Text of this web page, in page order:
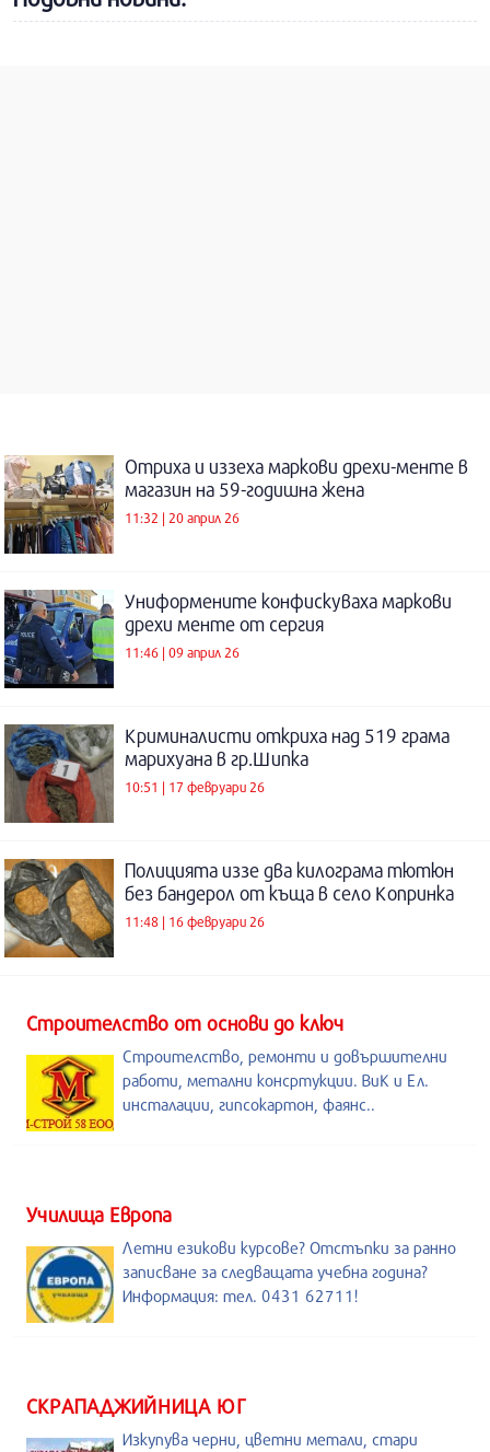
Отриха и иззеха маркови дрехи-менте в
магазин на 59-годишна жена
11:32 | 20 април 26
Униформените конфискуваха маркови
дрехи менте от сергия
11:46 | 09 април 26
Криминалисти откриха над 519 грама
марихуана в гр.Шипка
10:51 | 17 февруари 26
Полицията иззе два килограма тютюн
без бандерол от къща в село Копринка
11:48 | 16 февруари 26
Строителство от основи до ключ
Строителство, ремонти и довършителни
работи, метални консртукции. ВиК и Ел.
инсталации, гипсокартон, фаянс..
Училища Европа
Летни езикови курсове? Отстъпки за ранно
записване за следващата учебна година?
Информация: тел. 0431 62711!
СКРАПАДЖИЙНИЦА ЮГ
Изкупува черни, цветни метали, стари